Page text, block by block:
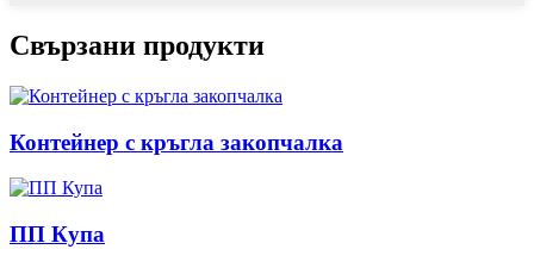
Свързани продукти
Контейнер с кръгла закопчалка
ПП Купа